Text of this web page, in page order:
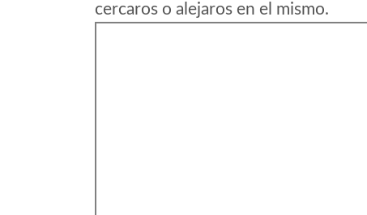
cercaros o alejaros en el mismo.